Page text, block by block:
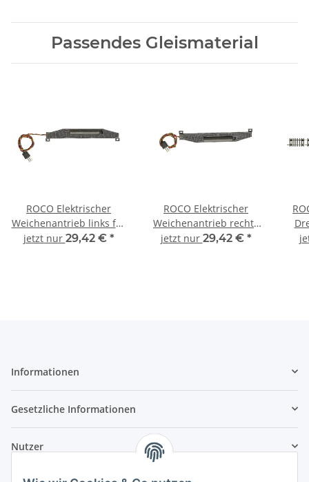
Passendes Gleismaterial
ROCO Elektrischer
Weichenantrieb links für
Weichen Standardgleis
jetzt nur 29,42 € *
ROCO Elektrischer
Weichenantrieb rechts
für Weichen
jetzt nur 29,42 € *
Informationen
Gesetzliche Informationen
Nutzer